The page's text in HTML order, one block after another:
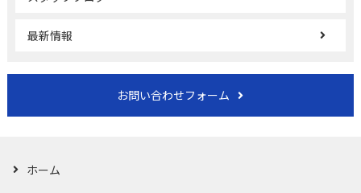
最新情報
お問い合わせフォーム
ホーム